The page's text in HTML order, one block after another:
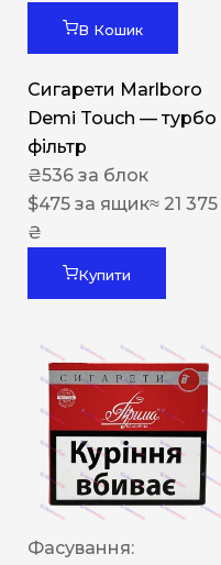
В Кошик
Сигарети Marlboro
Demi Touch — турбо
фільтр
₴536 за блок
$475 за ящик≈ 21 375
₴
Купити
Фасування: